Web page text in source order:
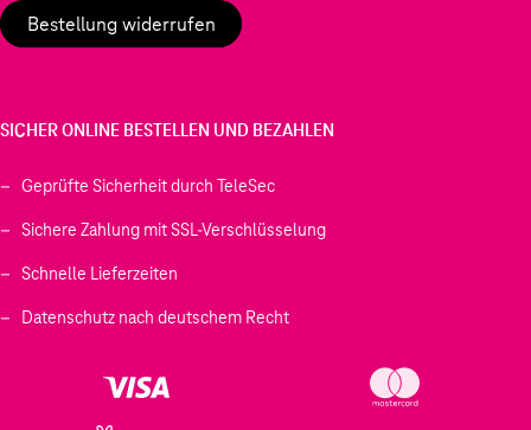
Bestellung widerrufen
SICHER ONLINE BESTELLEN UND BEZAHLEN
Geprüfte Sicherheit durch TeleSec
Sichere Zahlung mit SSL-Verschlüsselung
Schnelle Lieferzeiten
Datenschutz nach deutschem Recht